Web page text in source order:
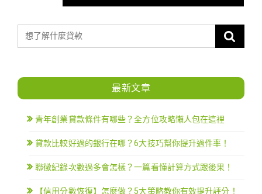
最新文章
青年創業貸款條件有哪些？全方位攻略懶人包在這裡
貸款比較好過的銀行在哪？6大技巧幫你提升過件率！
聯徵紀錄次數過多會怎樣？一篇看懂計算方式跟後果！
【信用分數恢復】怎麼做？5大策略教你有效提升評分！